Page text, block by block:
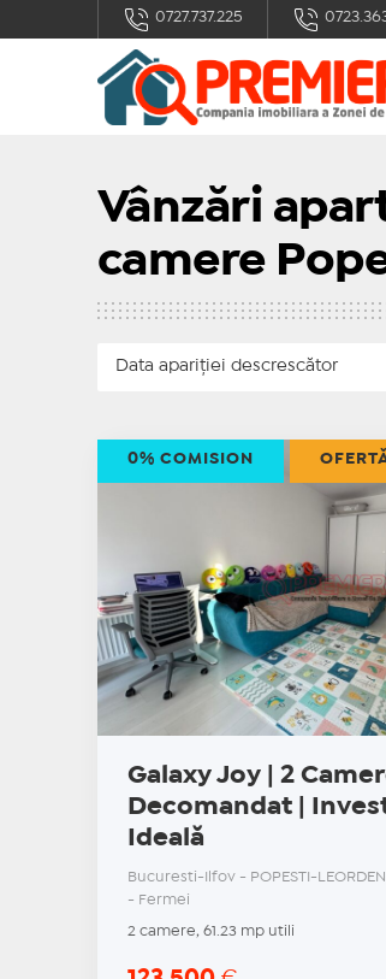
0727.737.225
Vânzări
camere
Galaxy Joy | 2
Decomandat |
Ideală
Bucuresti-Ilfov - POPESTI-
- Fermei
2 camere, 61.23 mp utili
0% COMISION